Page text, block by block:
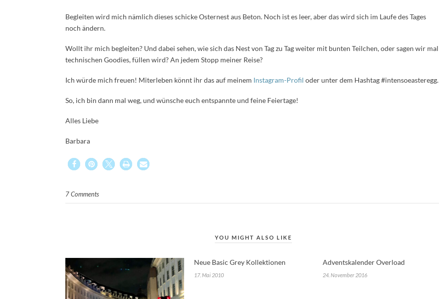
Begleiten wird mich nämlich dieses schicke Osternest aus Beton. Noch ist es leer, aber das wird sich im Laufe des Tages
noch ändern.
Wollt ihr mich begleiten? Und dabei sehen, wie sich das Nest von Tag zu Tag weiter mit bunten Teilchen, oder sagen wir mal
technischen Goodies, füllen wird? An jedem Stopp meiner Reise?
Ich würde mich freuen! Miterleben könnt ihr das auf meinem Instagram-Profil oder unter dem Hashtag #intensoeasteregg.
So, ich bin dann mal weg, und wünsche euch entspannte und feine Feiertage!
Alles Liebe
Barbara
7 Comments
YOU MIGHT ALSO LIKE
Neue Basic Grey Kollektionen
17. Mai 2010
Adventskalender Overload
24. November 2016